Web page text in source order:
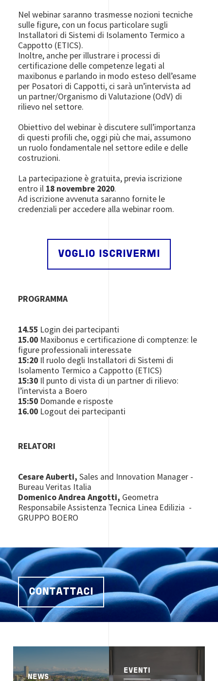
Nel webinar saranno trasmesse nozioni tecniche
sulle figure, con un focus particolare sugli
Installatori di Sistemi di Isolamento Termico a
Cappotto (ETICS).
Inoltre, anche per illustrare i processi di
certificazione delle competenze legati al
maxibonus e parlando in modo esteso dell’esame
per Posatori di Cappotti, ci sarà un’intervista ad
un partner/Organismo di Valutazione (OdV) di
rilievo nel settore.
Obiettivo del webinar è discutere sull’importanza
di questi profili che, oggi più che mai, assumono
un ruolo fondamentale nel settore edile e delle
costruzioni.
La partecipazione è gratuita, previa iscrizione
entro il 18 novembre 2020.
Ad iscrizione avvenuta saranno fornite le
credenziali per accedere alla webinar room.
VOGLIO ISCRIVERMI
PROGRAMMA
14.55 Login dei partecipanti
15.00 Maxibonus e certificazione di comptenze: le
figure professionali interessate
15:20 Il ruolo degli Installatori di Sistemi di
Isolamento Termico a Cappotto (ETICS)
15:30 Il punto di vista di un partner di rilievo:
l’intervista a Boero
15:50 Domande e risposte
16.00 Logout dei partecipanti
RELATORI
Cesare Auberti,Sales and Innovation Manager -
Bureau Veritas Italia
Domenico Andrea Angotti, Geometra
Responsabile Assistenza Tecnica Linea Edilizia -
GRUPPO BOERO
CONTATTACI
NEWS
Image
EVENTI